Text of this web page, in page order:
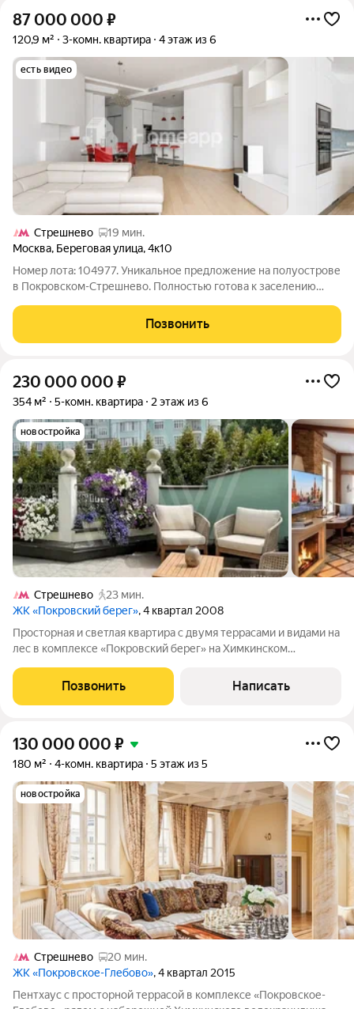
87 000 000 ₽
120,9 м² 3-комн. квартира 4 этаж из 6
есть видео
Стрешнево
19 мин.
Москва, Береговая улица,4к10
Номер лота: 104977. Уникальное предложение на полуострове
в Покровском-Стрешнево. Полностью готова к заселению
квартире и планировке: расположена на 4 этаже 6-этажного
кирпичного дома
Позвонить
230 000 000 ₽
354 м² 5-комн. квартира 2 этаж из 6
новостройка
Стрешнево
23 мин.
ЖК «Покровский берег», 4 квартал 2008
Просторная и светлая квартира с двумя террасами и видами на
лес в комплексе «Покровский берег» на Химкинском
расположена на первом этаже. Планировка: кухня-гостиная с
выходом на большую террасу и
Позвонить Написать
130 000 000 ₽
180 м² 4-комн. квартира 5 этаж из 5
новостройка
Стрешнево
20 мин.
ЖК «Покровское-Глебово», 4 квартал 2015
Пентхаус с просторной террасой в комплексе «Покровское-